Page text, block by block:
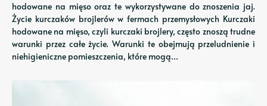
hodowane na mięso oraz te wykorzystywane do znoszenia jaj.
Życie kurczaków brojlerów w fermach przemysłowych Kurczaki
hodowane na mięso, czyli kurczaki brojlery, często znoszą trudne
warunki przez całe życie. Warunki te obejmują przeludnienie i
niehigieniczne pomieszczenia, które mogą…